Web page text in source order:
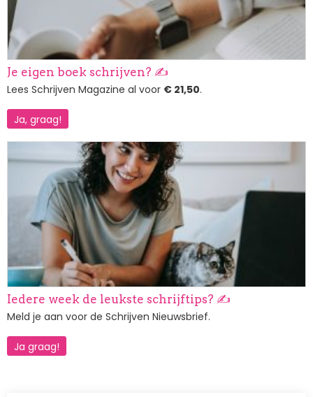
Je eigen boek schrijven? ✍️
Lees Schrijven Magazine al voor € 21,50.
Ja, graag!
Iedere week de leukste schrijftips? ✍️
Meld je aan voor de Schrijven Nieuwsbrief.
Ja graag!